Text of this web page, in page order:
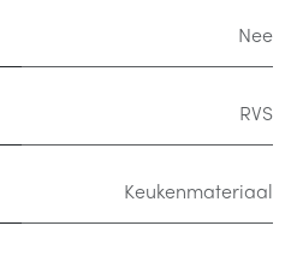
Nee
RVS
Keukenmateriaal